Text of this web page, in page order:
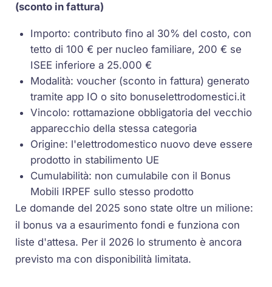
(sconto in fattura)
Importo: contributo fino al 30% del costo, con
tetto di 100 € per nucleo familiare, 200 € se
ISEE inferiore a 25.000 €
Modalità: voucher (sconto in fattura) generato
tramite app IO o sito bonuselettrodomestici.it
Vincolo: rottamazione obbligatoria del vecchio
apparecchio della stessa categoria
Origine: l'elettrodomestico nuovo deve essere
prodotto in stabilimento UE
Cumulabilità: non cumulabile con il Bonus
Mobili IRPEF sullo stesso prodotto
Le domande del 2025 sono state oltre un milione:
il bonus va a esaurimento fondi e funziona con
liste d'attesa. Per il 2026 lo strumento è ancora
previsto ma con disponibilità limitata.